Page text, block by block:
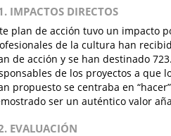
IMPACTOS DIRECTOS
plan de acción tuvo un impacto
de la cultura han
de acción y se han destinado
de los proyectos a que
propuesto se centraba en
ser un auténtico valor
EVALUACIÓN